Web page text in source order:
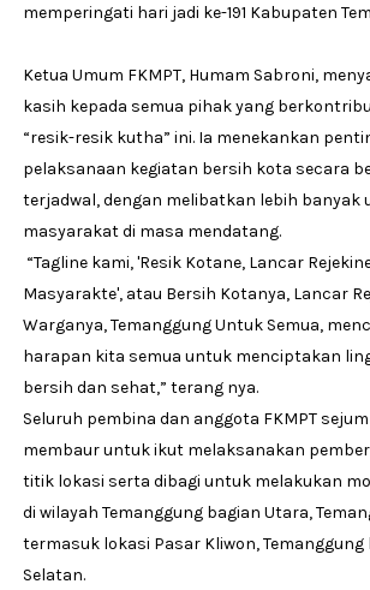
memperingati hari jadi ke-191 Kabupaten
Ketua Umum FKMPT, Humam Sabroni,
kasih kepada semua pihak yang
“resik-resik kutha” ini. Ia menekankan
pelaksanaan kegiatan bersih kota secara
terjadwal, dengan melibatkan lebih banyak
masyarakat di masa mendatang.
“Tagline kami, 'Resik Kotane, Lancar
Masyarakte', atau Bersih Kotanya, Lancar
Warganya, Temanggung Untuk Semua,
harapan kita semua untuk menciptakan
bersih dan sehat,” terang nya.
Seluruh pembina dan anggota FKMPT
membaur untuk ikut melaksanakan
titik lokasi serta dibagi untuk melakukan
di wilayah Temanggung bagian Utara,
termasuk lokasi Pasar Kliwon,
Selatan.